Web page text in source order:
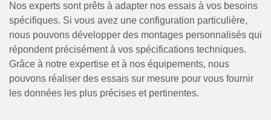
Nos experts sont prêts à adapter nos essais à vos besoins
spécifiques. Si vous avez une configuration particulière,
nous pouvons développer des montages personnalisés qui
répondent précisément à vos spécifications techniques.
Grâce à notre expertise et à nos équipements, nous
pouvons réaliser des essais sur mesure pour vous fournir
les données les plus précises et pertinentes.